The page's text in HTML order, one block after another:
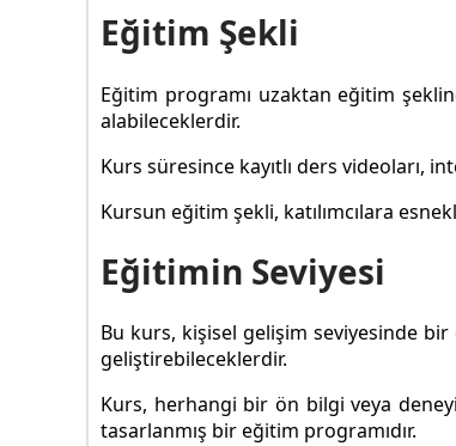
Eğitim Şekli
Eğitim programı uzaktan eğitim
alabileceklerdir.
Kurs süresince kayıtlı ders videoları,
Kursun eğitim şekli, katılımcılara
Eğitimin Seviyesi
Bu kurs, kişisel gelişim seviyesinde
geliştirebileceklerdir.
Kurs, herhangi bir ön bilgi veya
tasarlanmış bir eğitim programıdır.